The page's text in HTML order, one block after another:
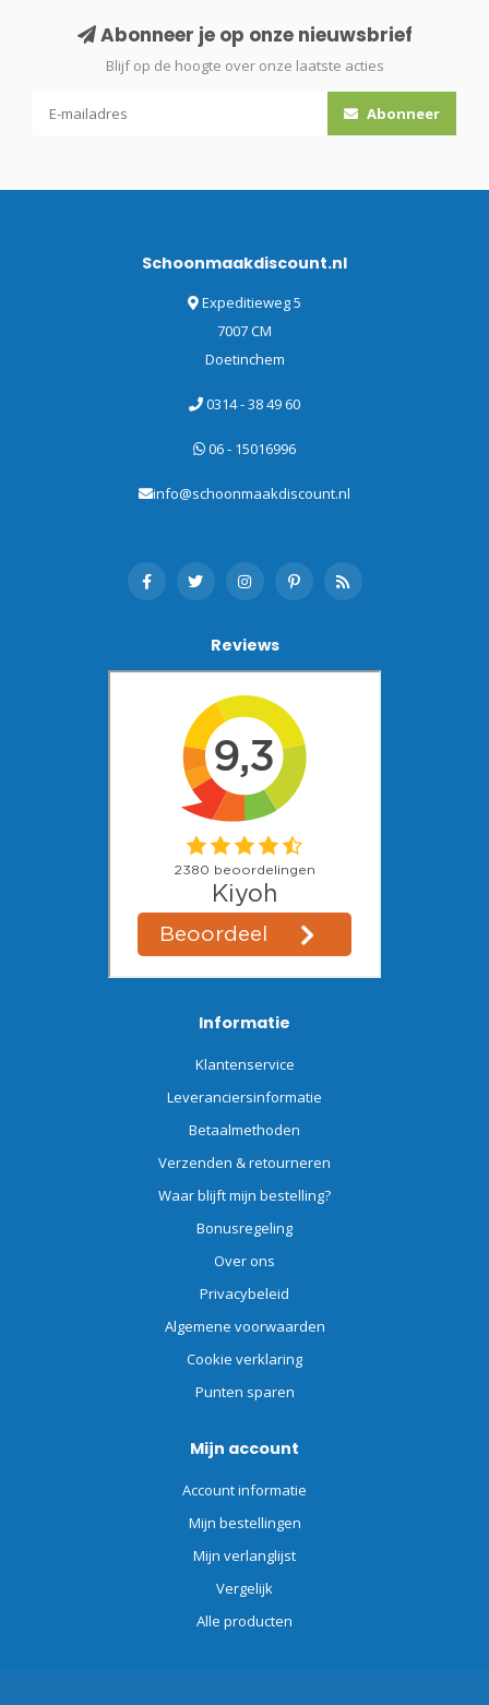
Abonneer je op onze nieuwsbrief
Blijf op de hoogte over onze laatste acties
Abonneer
Schoonmaakdiscount.nl
Expeditieweg 5
7007 CM
Doetinchem
0314 - 38 49 60
06 - 15016996
info@schoonmaakdiscount.nl
Reviews
Informatie
Klantenservice
Leveranciersinformatie
Betaalmethoden
Verzenden & retourneren
Waar blijft mijn bestelling?
Bonusregeling
Over ons
Privacybeleid
Algemene voorwaarden
Cookie verklaring
Punten sparen
Mijn account
Account informatie
Mijn bestellingen
Mijn verlanglijst
Vergelijk
Alle producten